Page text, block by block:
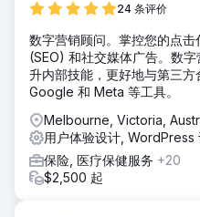
资和入职培训等领域的高意向
内部链接和元数据也得到了优
结果
五个月内，月转化量增长了两
动的演示请求也增加了40%。
前往营
24 条评价
数字营销顾问。掌控您的点
(SEO) 和社交媒体广告。数
升内部技能，更好地与第三
Google 和 Meta 等工具。
Melbourne, Victoria,
用户体验设计, WordPress
保险, 医疗保健服务 +20
$2,500 起